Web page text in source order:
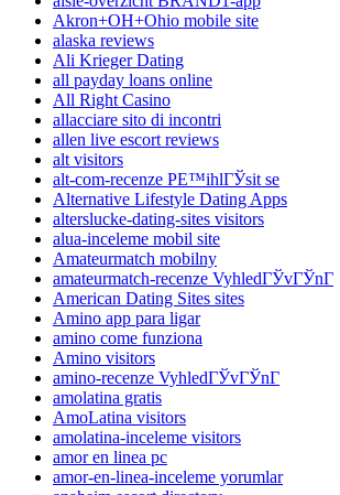
Akron+OH+Ohio mobile site
alaska reviews
Ali Krieger Dating
all payday loans online
All Right Casino
allacciare sito di incontri
allen live escort reviews
alt visitors
alt-com-recenze PЕ™ihlГЎsit se
Alternative Lifestyle Dating Apps
alterslucke-dating-sites visitors
alua-inceleme mobil site
Amateurmatch mobilny
amateurmatch-recenze VyhledГЎvГЎnГ­
American Dating Sites sites
Amino app para ligar
amino come funziona
Amino visitors
amino-recenze VyhledГЎvГЎnГ­
amolatina gratis
AmoLatina visitors
amolatina-inceleme visitors
amor en linea pc
amor-en-linea-inceleme yorumlar